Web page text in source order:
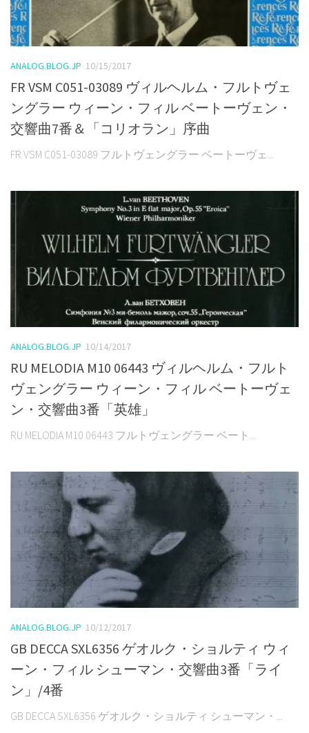
ANALOG.BLOG.JP 10/15/2017
FR VSM C051-03089 ヴィルヘルム・フルトヴェ
ングラー ウィーン・フィル ベートーヴェン・
交響曲7番＆「コリオラン」序曲
FR VSM C051-03089 フルトヴェングラー ベートーヴェ...
ANALOG.BLOG.JP 10/14/2017
RU MELODIA M10 06443 ヴィルヘルム・フルト
ヴェングラー ウィーン・フィル ベートーヴェ
ン・交響曲3番「英雄」
RU MELODIA M10 06443 フルトヴェングラー ベート...
ANALOG.BLOG.JP 10/12/2017
GB DECCA SXL6356 ゲオルク・ショルティ ウィ
ーン・フィル シューマン・交響曲3番「ライ
ン」/4番
GB DECCA SXL6356 ゲオルク・ショルティ シューマン・...